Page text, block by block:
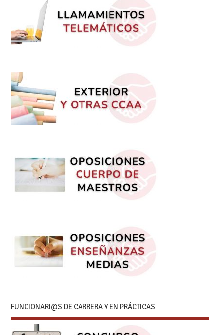
FUNCIONARI@S DE CARRERA Y EN PRÁCTICAS